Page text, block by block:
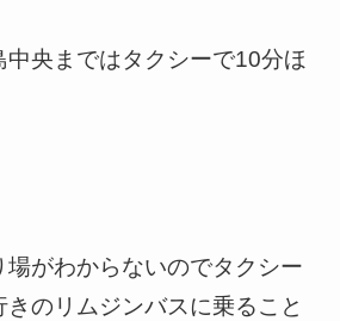
中央まではタクシーで10分ほ
場がわからないのでタクシー
のリムジンバスに乗ること